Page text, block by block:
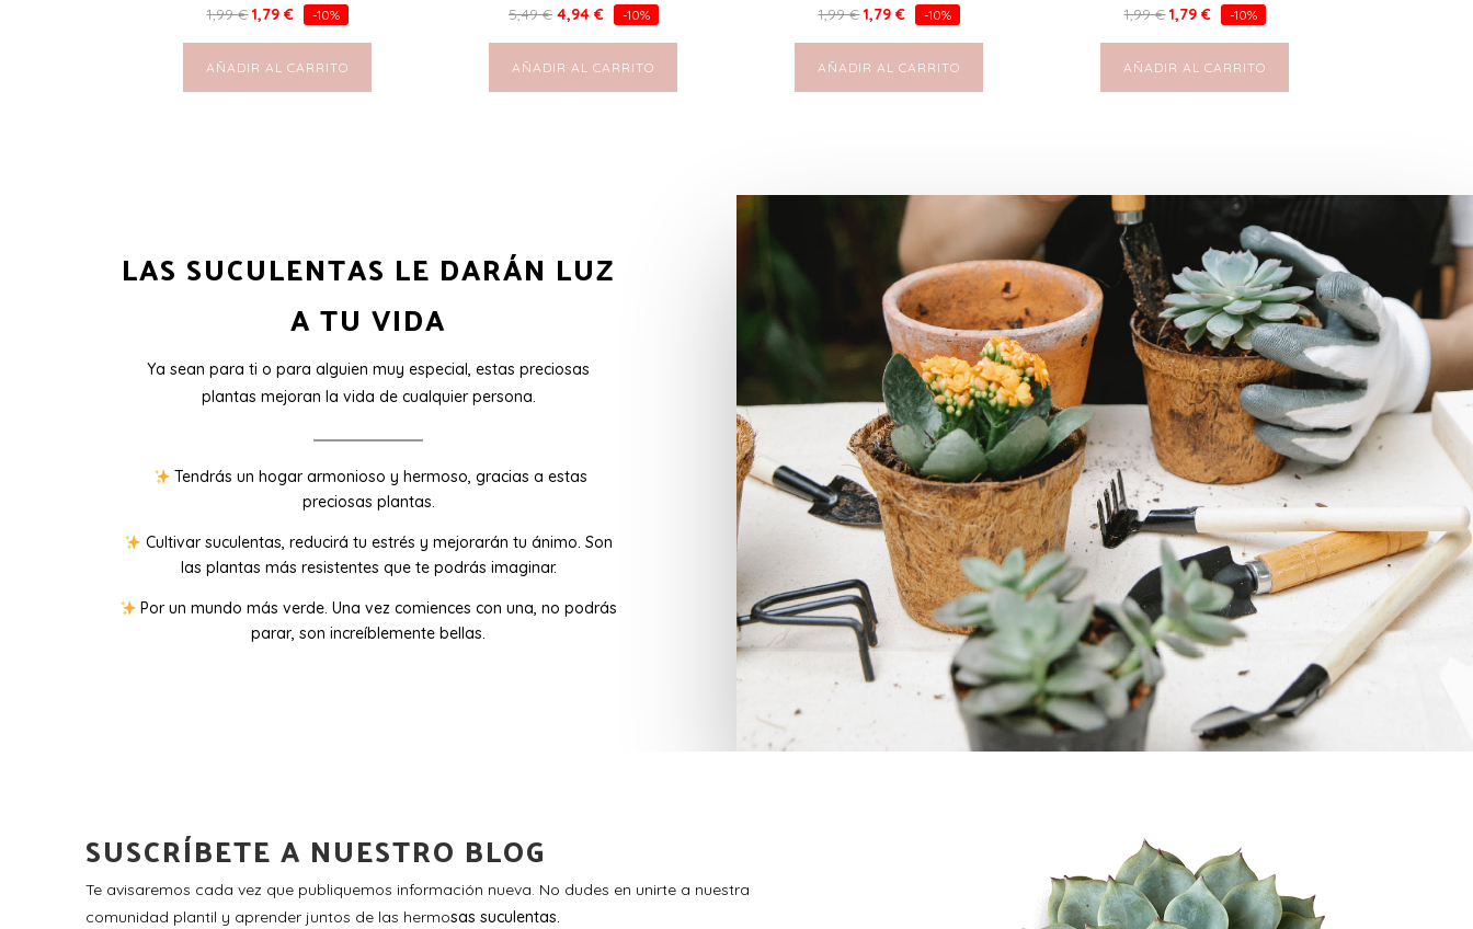
1,99€ 1,79€ -10%
AÑADIR AL CARRITO
5,49€ 4,94 € -10%
AÑADIR AL CARRITO
1,99€ 1,79€ -10%
AÑADIR AL CARRITO
1,99€ 1,79€ -10%
AÑADIR AL CARRITO
LAS SUCULENTAS LE DARÁN LUZ
A TU VIDA
Ya sean para ti o para alguien muy especial, estas preciosas
plantas mejoran la vida de cualquier persona.
Tendrás un hogar armonioso y hermoso, gracias a estas
preciosas plantas.
Cultivar suculentas, reducirá tu estrés y mejorarán tu ánimo. Son
las plantas más resistentes que te podrás imaginar.
Por un mundo más verde. Una vez comiences con una, no podrás
parar, son increíblemente bellas.
SUSCRÍBETE A NUESTRO BLOG
Te avisaremos cada vez que publiquemos información nueva. No dudes en unirte a nuestra
comunidad plantil y aprender juntos de las hermosas suculentas.